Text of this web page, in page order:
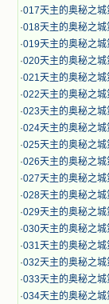
·017天主的奥秘之
·018天主的奥秘之
·019天主的奥秘之
·020天主的奥秘之
·021天主的奥秘之
·022天主的奥秘之
·023天主的奥秘之
·024天主的奥秘之
·025天主的奥秘之
·026天主的奥秘之
·027天主的奥秘之
·028天主的奥秘之
·029天主的奥秘之
·030天主的奥秘之
·031天主的奥秘之
·032天主的奥秘之
·033天主的奥秘之
·034天主的奥秘之